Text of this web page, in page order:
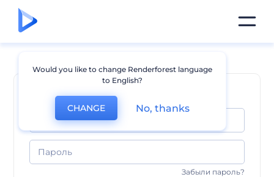
С возвращением !
Забыли пароль?
Would you like to change Renderforest language
to English?
CHANGE No, thanks